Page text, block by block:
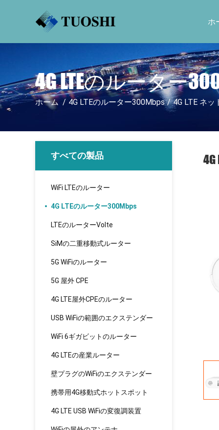
ホ
4G LTEのルーター
ホーム / 4G LTEのルーター300Mbps / 4G LTE ネ
すべての製品
WiFi LTEのルーター
4G LTEのルーター300Mbps
LTEのルーターVolte
SiMの二重移動式ルーター
5G WiFiのルーター
5G 屋外 CPE
4G LTE屋外CPEのルーター
USB WiFiの範囲のエクステンダー
WiFi 6ギガビットのルーター
4G LTEの産業ルーター
壁プラグのWiFiのエクステンダー
携帯用4G移動式ホットスポット
4G LTE USB WiFiの変復調装置